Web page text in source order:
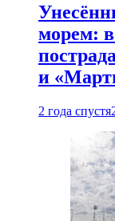
морем:
и
2 года спустя